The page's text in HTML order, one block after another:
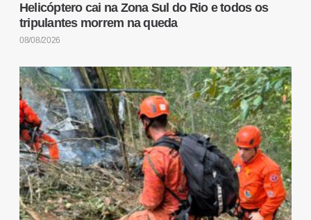
Helicóptero cai na Zona Sul do Rio e todos os
tripulantes morrem na queda
08/08/2026